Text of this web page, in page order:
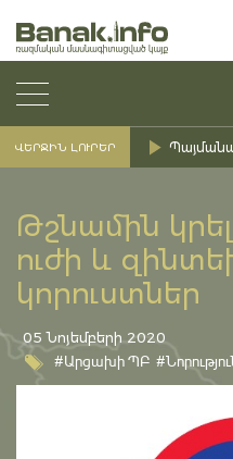
ՎԵՐՋԻՆ ԼՈՒՐԵՐ
Թշնամին
ուժի և
կորուստներ
05 Նոյեմբերի 2020
#Արցախի ՊԲ